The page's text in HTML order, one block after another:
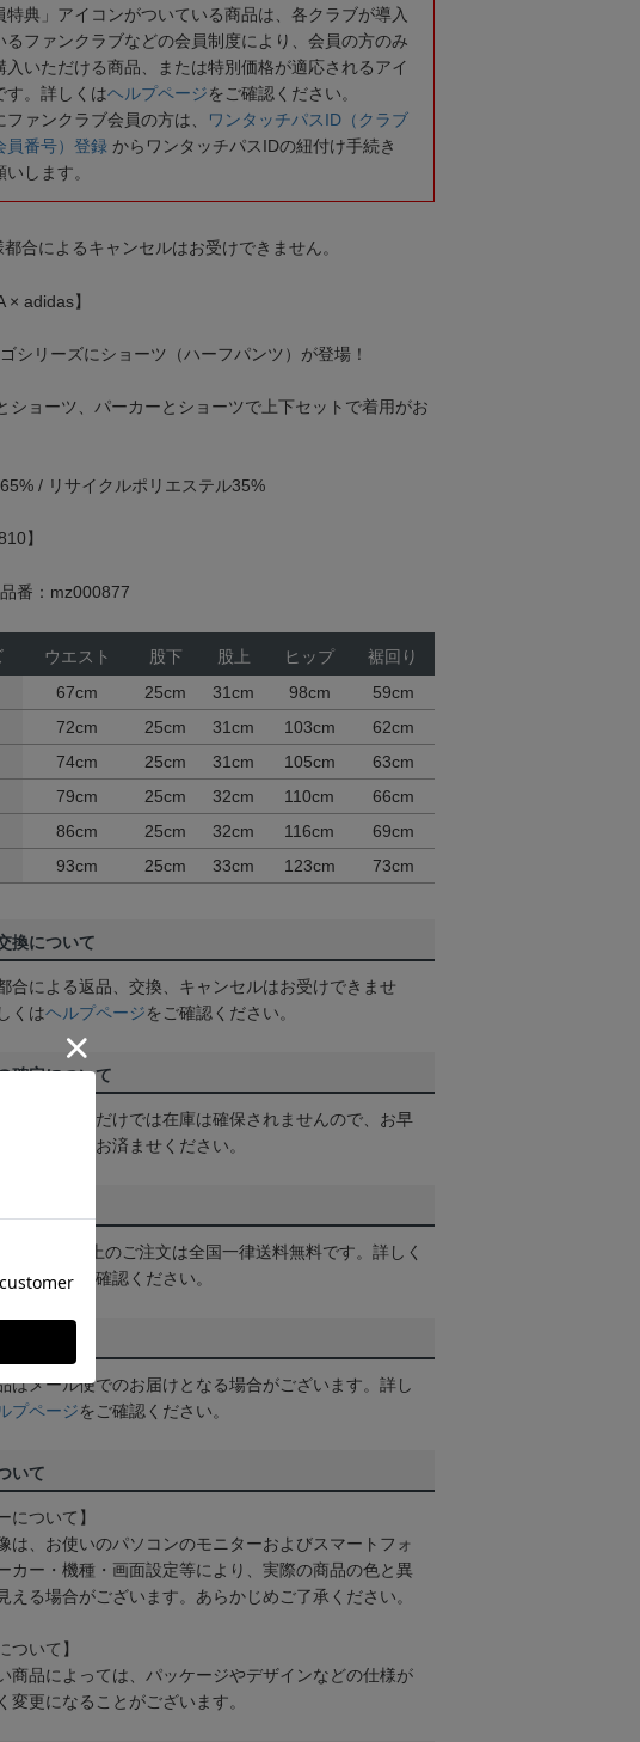
特典」アイコンがついている商品は、各クラブが導入
るファンクラブなどの会員制度により、会員の方のみ
入いただける商品、または特別価格が適応されるアイ
す。詳しくはヘルプページをご確認ください。
ファンクラブ会員の方は、
ワンタッチパスID（クラブ
員番号）登録 からワンタッチパスIDの紐付け手続き
いします。
合によるキャンセルはお受けできません。
× adidas】
シリーズにショーツ（ハーフパンツ）が登場！
ショーツ、パーカーとショーツで上下セットで着用がお
/ リサイクルポリエステル35%
】
番：mz000877
ウエスト 股下 股上 ヒップ
裾回り
67cm 25cm 31cm 98cm
59cm
72cm 25cm 31cm 103cm
62cm
74cm 25cm 31cm 105cm
63cm
79cm 25cm 32cm 110cm
66cm
86cm 25cm 32cm 116cm
69cm
93cm 25cm 33cm 123cm 73cm
換について
合による返品、交換、キャンセルはお受けできませ
くはヘルプページをご確認ください。
確定について
ごに入れるだけでは在庫は確保されませんので、お早
入手続きをお済ませください。
税込）以上のご注文は全国一律送料無料です。詳しく
ページをご確認ください。
について
はメール便でのお届けとなる場合がございます。詳し
プページをご確認ください。
いて
について】
は、お使いのパソコンのモニターおよびスマートフォ
カー・機種・画面設定等により、実際の商品の色と異
える場合がございます。あらかじめご了承ください。
ついて】
商品によっては、パッケージやデザインなどの仕様が
変更になることがございます。